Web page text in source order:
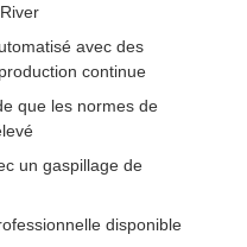
avec des
continue
que les normes de
un gaspillage de
disponible